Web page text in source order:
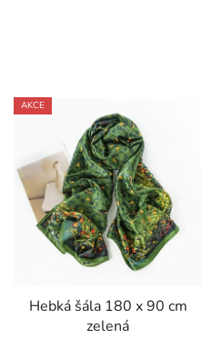
AKCE
Hebká šála 180 x 90 cm
zelená